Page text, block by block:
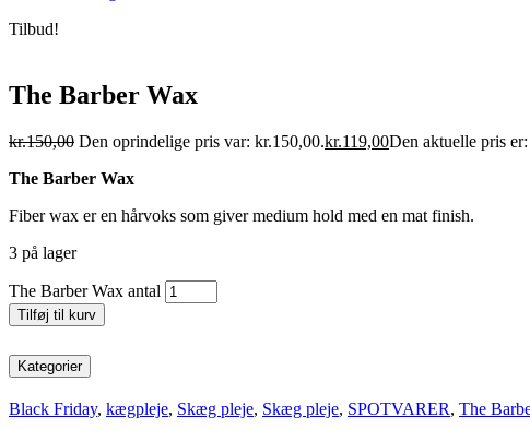
Tilbud!
The Barber Wax
kr.150,00 Den oprindelige pris var: kr.150,00.kr.119,00Den aktuelle pris
The Barber Wax
Fiber wax er en hårvoks som giver medium hold med en mat finish.
3 på lager
The Barber Wax antal
Tilføj til kurv
Kategorier
Black Friday, kægpleje, Skæg pleje, Skæg pleje, SPOTVARER, The